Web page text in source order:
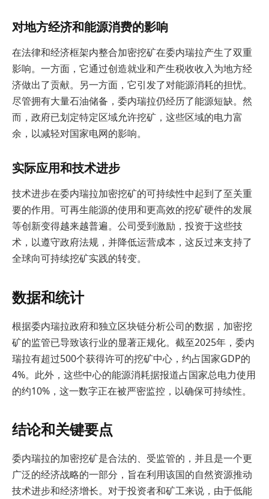
对地方经济和能源消费的影响
在法律和经济框架内整合加密挖矿在委内瑞拉产生了双重
影响。一方面，它通过创造就业和产生税收收入为地方经
济做出了贡献。另一方面，它引发了对能源消耗的担忧。
尽管拥有大量石油储备，委内瑞拉仍经历了能源短缺。然
而，政府已划定特定区域允许挖矿，这些区域的电力富
余，以减轻对国家电网的影响。
实际应用和技术进步
技术进步在委内瑞拉加密挖矿的可持续性中起到了至关重
要的作用。可再生能源的使用和更高效的挖矿硬件的发展
等创新变得越来越普遍。公司受到激励，投资于这些技
术，以遵守政府法规，并降低运营成本，这反过来支持了
全球向可持续挖矿实践的转变。
数据和统计
根据委内瑞拉政府和独立区块链分析公司的数据，加密挖
矿的监管已导致该行业的显著正规化。截至2025年，委内
瑞拉有超过500个获得许可的挖矿中心，约占国家GDP的
4%。此外，这些中心的能源消耗据报道占国家总电力使用
的约10%，这一数字正在被严密监控，以确保可持续性。
结论和关键要点
委内瑞拉的加密挖矿是合法的、受监管的，并且是一个更
广泛的经济战略的一部分，旨在利用该国的自然资源推动
技术进步和经济增长。对于投资者和矿工来说，由于低能